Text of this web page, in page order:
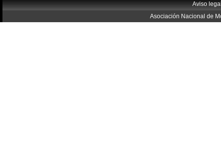
Aviso
Asociación Nacional de